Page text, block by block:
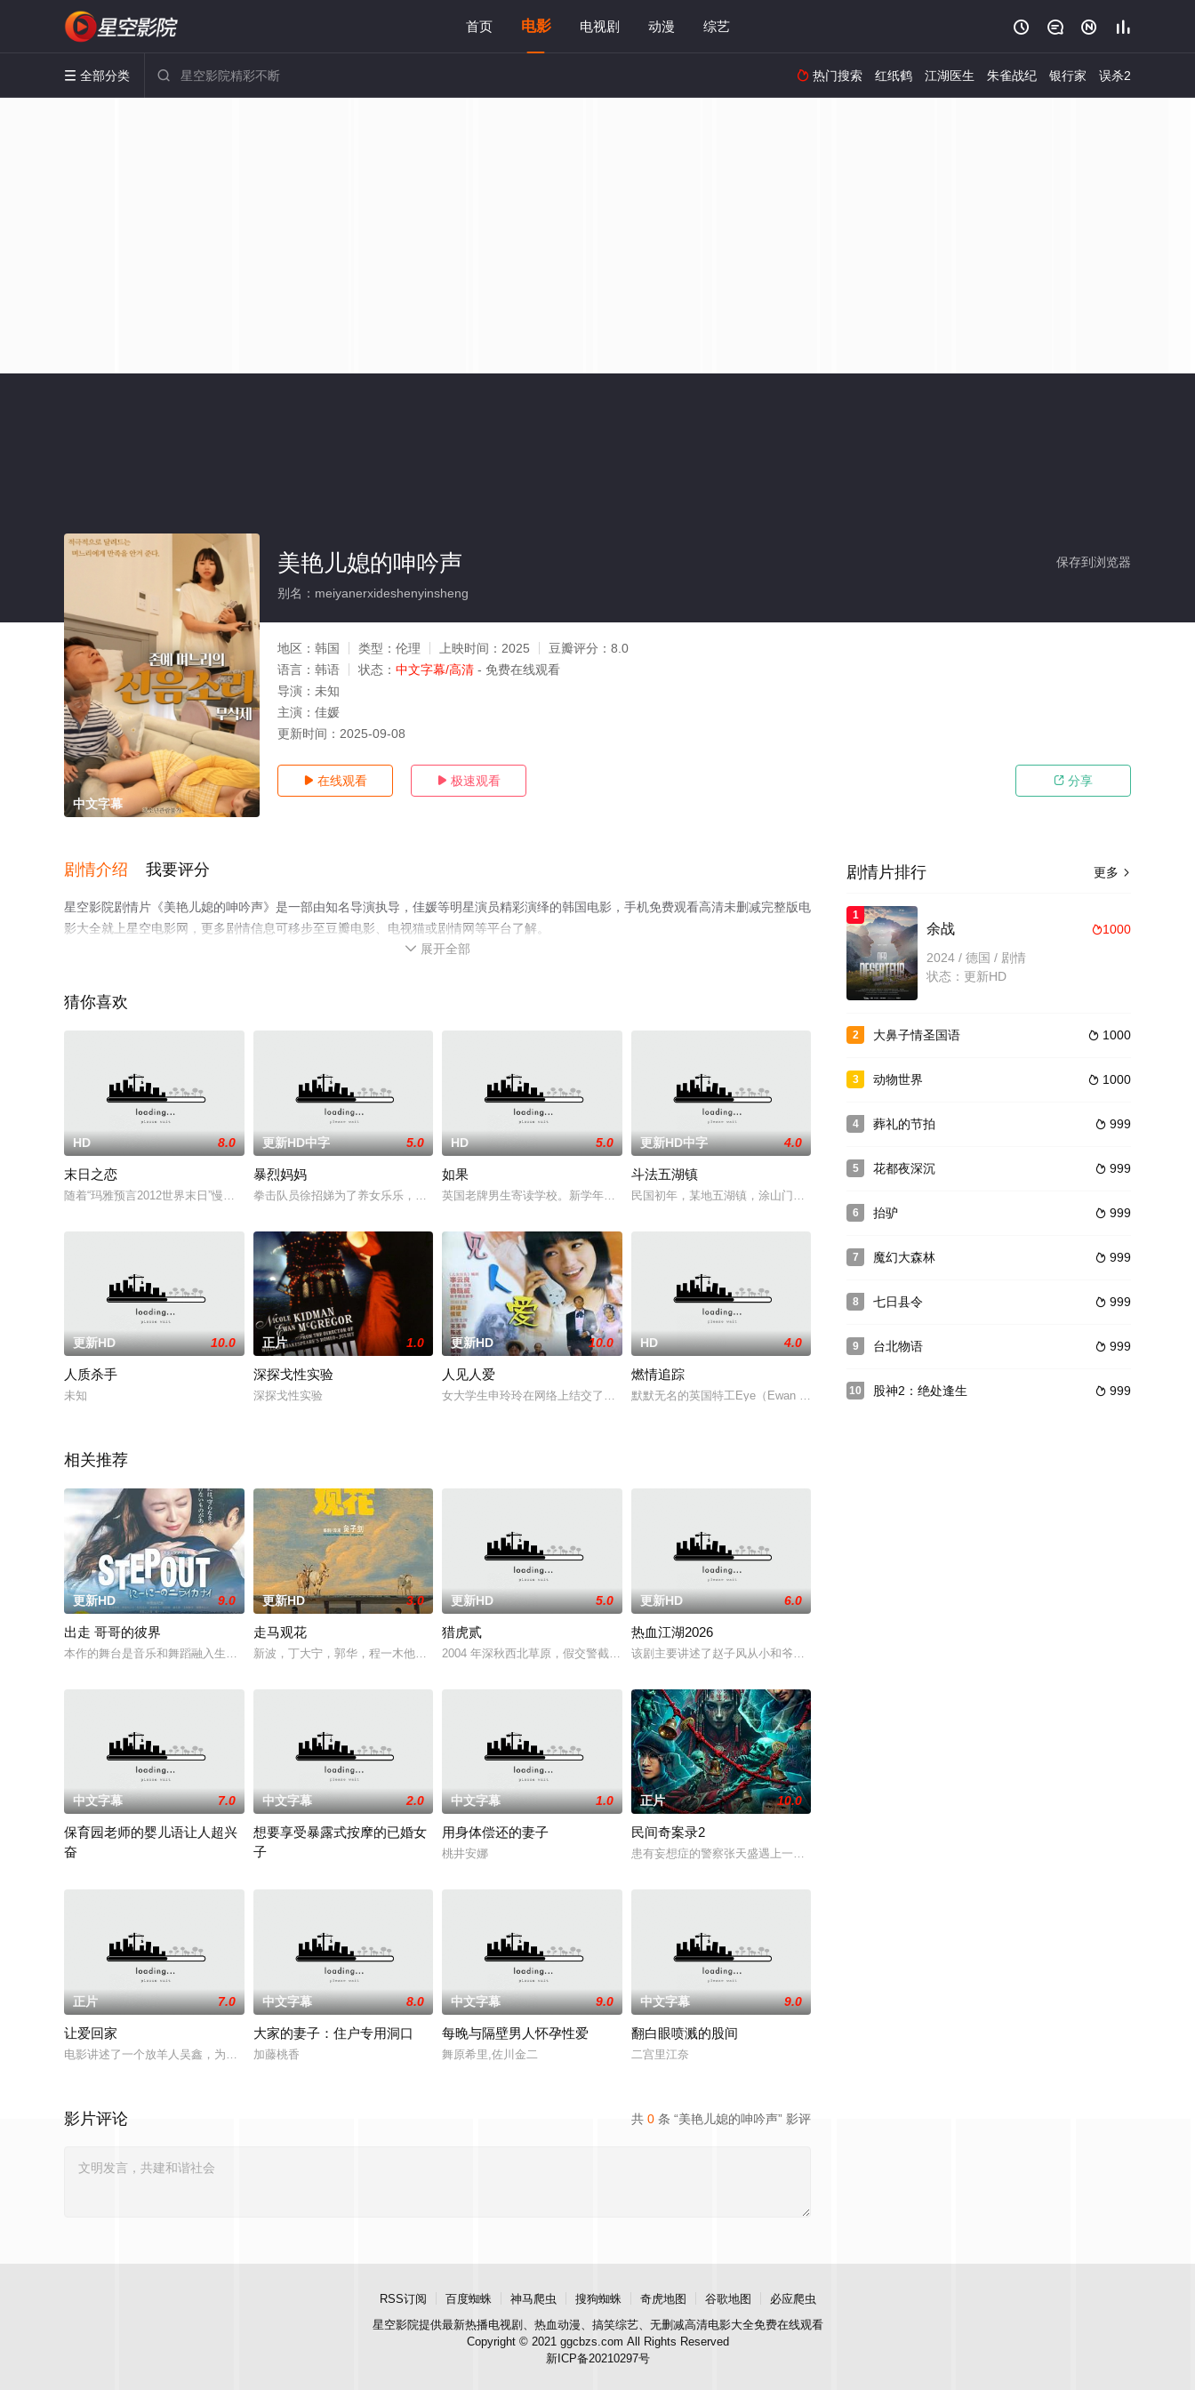
首页 电影 电视剧 动漫 综艺    
 全部分类   热门搜索 红纸鹤 江湖医生 朱雀战纪 银行家 误杀2
中文字幕
保存到浏览器
美艳儿媳的呻吟声
别名：meiyanerxideshenyinsheng
地区： 韩国 类型： 伦理 上映时间： 2025 豆瓣评分： 8.0
语言： 韩语 状态： 中文字幕/高清 - 免费在线观看
导演： 未知
主演： 佳媛
更新时间： 2025-09-08
 在线观看  极速观看  分享
剧情介绍 我要评分
星空影院剧情片《美艳儿媳的呻吟声》是一部由知名导演执导，佳媛等明星演员精彩演绎的韩国电影，手机免费观看高清未删减完整版电
影大全就上星空电影网，更多剧情信息可移步至豆瓣电影、电视猫或剧情网等平台了解。
 展开全部
猜你喜欢
HD 8.0
末日之恋
随着“玛雅预言2012世界末日”慢慢接近，世界沉浸一片所谓的世界末日恐慌中，邪教，犯罪案件不断增加，打砸抢案件蔓延全世界。命运中的救世主小强拥有着控制时空和预知未来的超能力，儿时因为家中惨遭血案，不幸
更新HD中字 5.0
暴烈妈妈
拳击队员徐招娣为了养女乐乐，毅然退出市队成为了一名出租车司机。乐乐渐渐步入青春期，与不善表达的徐招娣产生了隔阂。一天，徐招娣路遇被人围殴的记者王海，她果断出手搭
HD 5.0
如果
英国老牌男生寄读学校。新学年开始了，低年级学生米克·特拉维斯（马尔科姆·麦克道威尔 Malcolm McDowell饰）和他的一群年轻朋友们整日心
更新HD中字 4.0
斗法五湖镇
民国初年，某地五湖镇，涂山门掌门黄风大仙，因私仇而施法，驱动邪异蝗灾，攻打青鸾门及所在城镇。青
更新HD 10.0
人质杀手
未知
正片 1.0
深探戈性实验
深探戈性实验
更新HD 10.0
人见人爱
女大学生申玲玲在网络上结交了一位绰号为“将军”的男朋友，两个虽然还未见面，却早已情深意长。玲玲毕业后舅妈安排她去国外留学。网上玲玲
HD 4.0
燃情追踪
默默无名的英国特工Eye（Ewan McGregor 饰）在美国花费了十多年的时间遮蔽一位女士Joanna——她被怀
相关推荐
更新HD 9.0
出走 哥哥的彼界
本作的舞台是音乐和舞蹈融入生活的冲绳。与母亲朱音、妹妹舞一起生活的照屋踊，憧憬舞蹈学校的丽莎，开始了舞蹈生涯。朱音为了支撑家数在酒吧工作，不擅长与人打交道的舞总是在学校前专心地注视着哥哥的身影。
更新HD 3.0
走马观花
新波，丁大宁，郭华，程一木他们毕业于同一所大学。他们和很多年轻人一样，自以为是，敏感错弱，没有被认可的才华。他们来自不同的地方，却有一个共同的愿望“出人头地”。在
更新HD 5.0
猎虎贰
2004 年深秋西北草原，假交警截停铜矿押运车，炸药破箱、两命陨灭，悍匪携枪遁入茫茫戈壁。刑警杨志刚凭现场足迹与痕迹精准锁凶，追凶途
更新HD 6.0
热血江湖2026
该剧主要讲述了赵子风从小和爷爷在乡下习武，长大后从乡野来到大城市寻找自己的一处立足之地。在这样
中文字幕 7.0
保育园老师的婴儿语让人超兴
奋
中文字幕 2.0
想要享受暴露式按摩的已婚女
子
中文字幕 1.0
用身体偿还的妻子
桃井安娜
正片 10.0
民间奇案录2
患有妄想症的警察张天盛遇上一起离奇的神像杀人事件，勘案过程中，牵引出“婴胎报仇”，“娘娘索命”等一
正片 7.0
让爱回家
电影讲述了一个放羊人吴鑫，为两只羊和他人发生冲突，失手将对方打死，被判处无期徒刑后，吴鑫在监狱的十几年间，一直表现良好，因吴鑫曾居住的村庄要整体搬迁，吴鑫获准离监探亲。在吴鑫回家的路上，监狱的一
中文字幕 8.0
大家的妻子：住户专用洞口
加藤桃香
中文字幕 9.0
每晚与隔壁男人怀孕性爱
舞原希里,佐川金二
中文字幕 9.0
翻白眼喷溅的股间
二宫里江奈
共 0 条 “美艳儿媳的呻吟声” 影评
影片评论
更多 
剧情片排行
1
1000
余战
2024 / 德国 / 剧情
状态：更新HD
2  1000
大鼻子情圣国语
3  1000
动物世界
4  999
葬礼的节拍
5  999
花都夜深沉
6  999
抬驴
7  999
魔幻大森林
8  999
七日县令
9  999
台北物语
10  999
股神2：绝处逢生
RSS订阅 百度蜘蛛 神马爬虫 搜狗蜘蛛 奇虎地图 谷歌地图
必应爬虫
星空影院提供最新热播电视剧、热血动漫、搞笑综艺、无删减高清电影大全免费在线观看
Copyright © 2021 ggcbzs.com All Rights Reserved
新ICP备20210297号